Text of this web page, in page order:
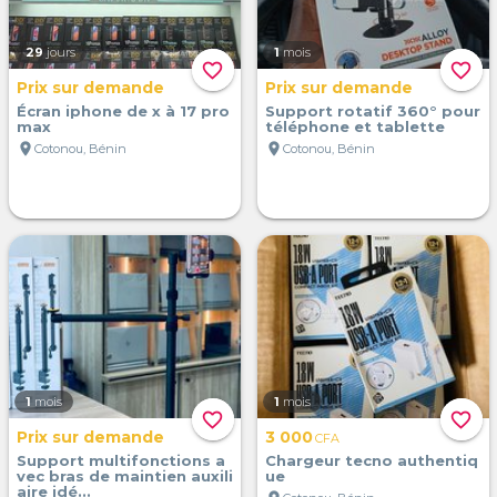
favorite_border
29 jours
Prix sur demande
Écran iphone de x à 17 pro
max
location_on Cotonou, Bénin
favorite_border
1 mois
Prix sur demande
Support rotatif 360° pour
téléphone et tablette
location_on Cotonou, Bénin
favorite_border
1 mois
Prix sur demande
Support multifonctions a
vec bras de maintien auxili
aire idé...
favorite_border
1 mois
3 000CFA
Chargeur tecno authentiq
ue